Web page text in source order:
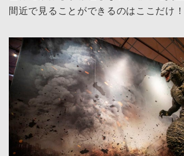
間近で見ることができるのはここだけ！